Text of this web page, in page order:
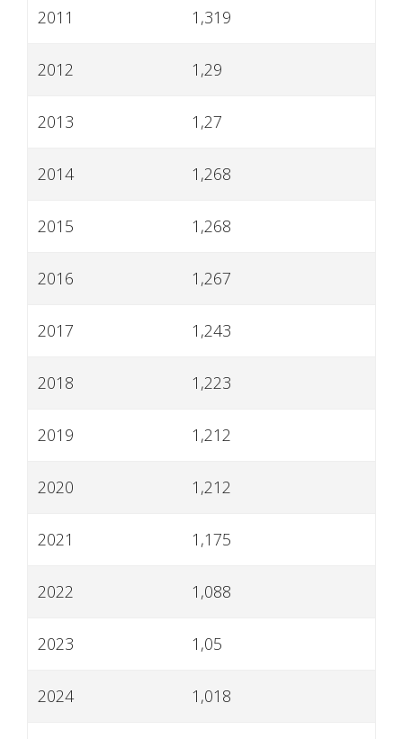
2011 1,319
2012 1,29
2013 1,27
2014 1,268
2015 1,268
2016 1,267
2017 1,243
2018 1,223
2019 1,212
2020 1,212
2021 1,175
2022 1,088
2023 1,05
2024 1,018